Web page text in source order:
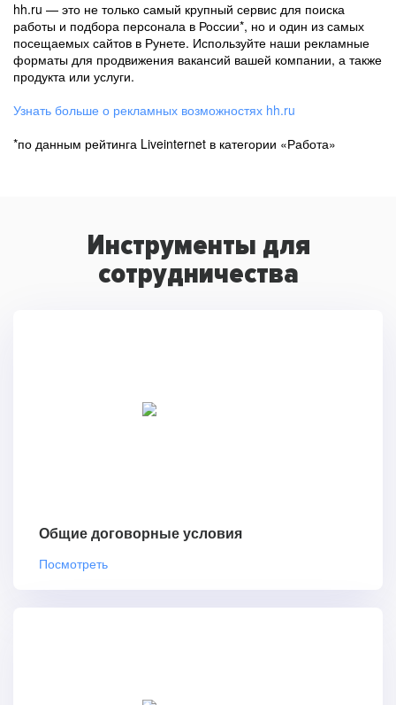
hh.ru — это не только самый крупный сервис для поиска
работы и подбора персонала в России*, но и один из самых
посещаемых сайтов в Рунете. Используйте наши рекламные
форматы для продвижения вакансий вашей компании, а также
продукта или услуги.
Узнать больше о рекламных возможностях hh.ru
*по данным рейтинга Liveinternet в категории «Работа»
Инструменты для
сотрудничества
Общие договорные условия
Посмотреть